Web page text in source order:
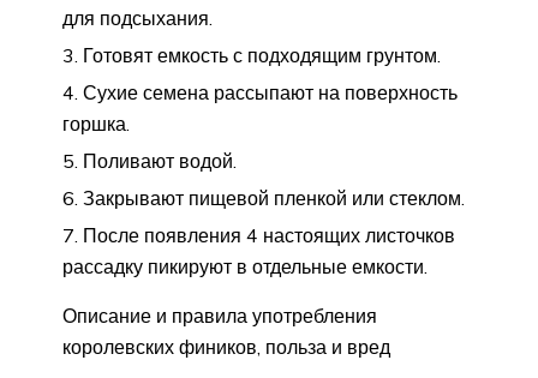
для подсыхания.
Готовят емкость с подходящим грунтом.
Сухие семена рассыпают на поверхность
горшка.
Поливают водой.
Закрывают пищевой пленкой или стеклом.
После появления 4 настоящих листочков
рассадку пикируют в отдельные емкости.
Описание и правила употребления
королевских фиников, польза и вред